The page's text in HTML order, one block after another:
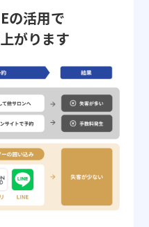
の活用で
がります